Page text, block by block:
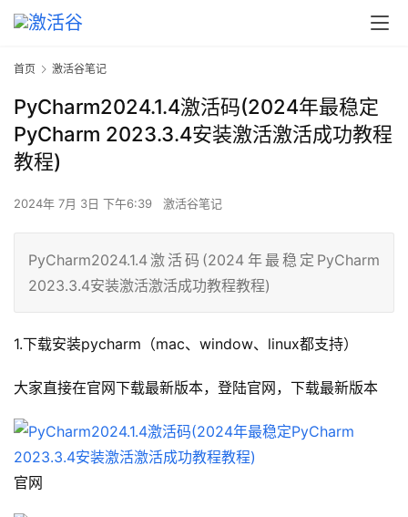
首页 激活谷笔记
PyCharm2024.1.4激活码(2024年最稳定
PyCharm 2023.3.4安装激活激活成功教程
教程)
2024年 7月 3日 下午6:39 激活谷笔记
PyCharm2024.1.4激活码(2024年最稳定PyCharm
2023.3.4安装激活激活成功教程教程)
1.下载安装pycharm（mac、window、linux都支持）
大家直接在官网下载最新版本，登陆官网，下载最新版本
官网